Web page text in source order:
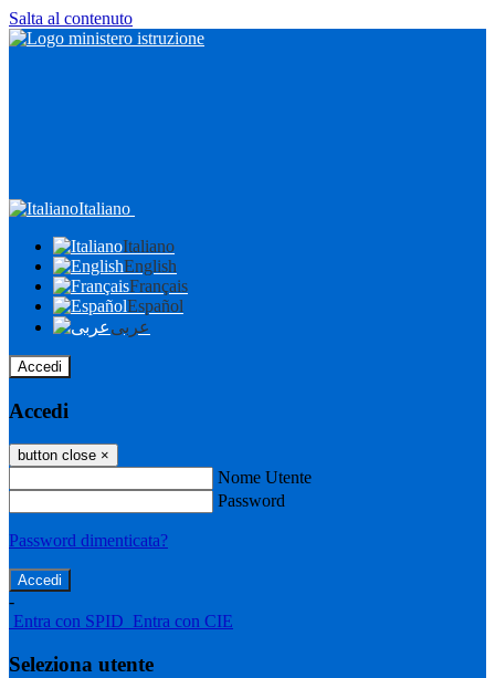
Salta al contenuto
Italiano
Italiano
English
Français
Español
عربى
Accedi
Accedi
button close ×
Nome Utente
Password
Password dimenticata?
-
Entra con SPID Entra con CIE
Seleziona utente